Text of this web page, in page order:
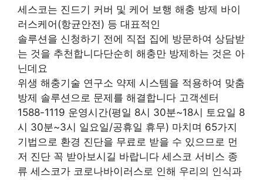
세스코는 진드기 커버 및 케어 보행 해충 방제 바이
러스케어(항균안전) 등 대표적인
솔루션을 신청하기 전에 직접 집에 방문하여 상담받
는 것을 추천합니다단순히 해충만 방제하는 것은 아
닌데요
위생 해충기술 연구소 약제 시스템을 적용하여 맞춤
방제 솔루션으로 문제를 해결합니다 고객센터
1588-1119 운영시간(평일 8시 30분~18시 토요일 8
시 30분~3시 일요일/공휴일 휴무) 마치며 65가지
기법으로 환경 진단을 무료로 받을 수 있으므로 먼
저 진단 꼭 받아보시길 바랍니다 세스코 서비스 종
류 세스코가 코로나바이러스로 인해 우리의 인식과